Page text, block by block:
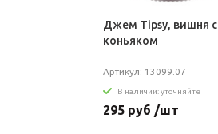
Джем Tipsy, вишня с
коньяком
Артикул: 13099.07
В наличии: уточняйте
295 руб /шт